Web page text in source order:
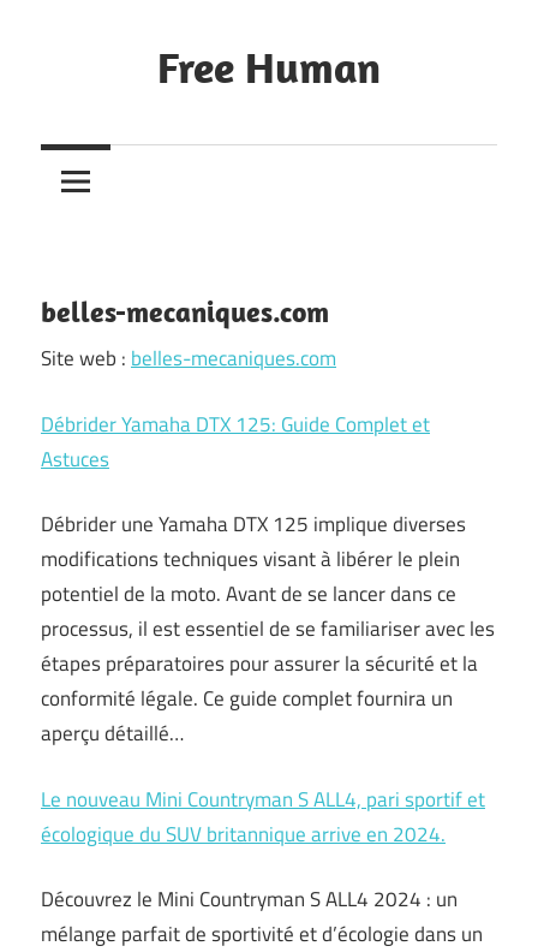
Free Human
sites
de
belles-mecaniques.com
Site web :belles-mecaniques.com
Débrider Yamaha DTX 125: Guide Complet et
Astuces
Débrider une Yamaha DTX 125 implique diverses
modifications techniques visant à libérer le plein
potentiel de la moto. Avant de se lancer dans ce
processus, il est essentiel de se familiariser avec les
étapes préparatoires pour assurer la sécurité et la
conformité légale. Ce guide complet fournira un
aperçu détaillé…
Le nouveau Mini Countryman S ALL4, pari sportif et
écologique du SUV britannique arrive en 2024.
Découvrez le Mini Countryman S ALL4 2024 : un
mélange parfait de sportivité et d’écologie dans un